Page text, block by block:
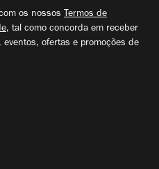
os nossos Termos de
, tal como concorda em receber
ofertas e promoções de